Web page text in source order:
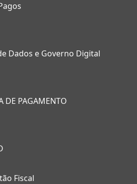
Dados e Governo Digital
DE PAGAMENTO
Fiscal